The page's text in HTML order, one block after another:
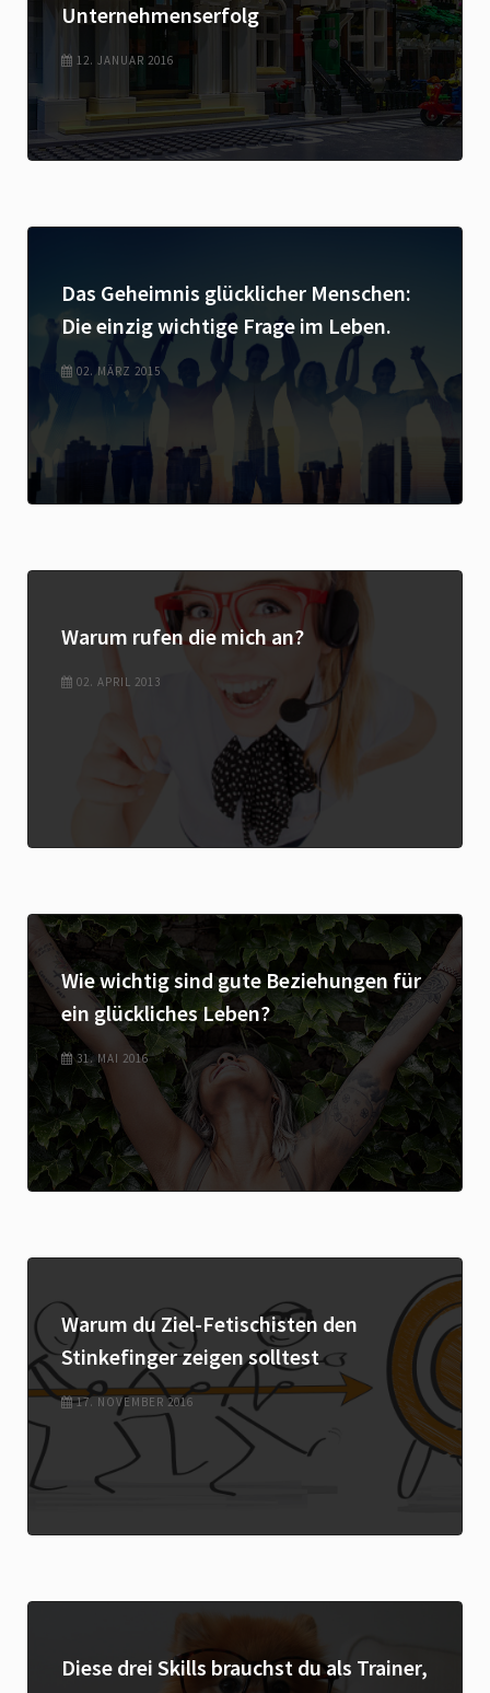
Unternehmenserfolg
12. JANUAR 2016
Das Geheimnis glücklicher Menschen:
Die einzig wichtige Frage im Leben.
02. MÄRZ 2015
Warum rufen die mich an?
02. APRIL 2013
Wie wichtig sind gute Beziehungen für
ein glückliches Leben?
31. MAI 2016
Warum du Ziel-Fetischisten den
Stinkefinger zeigen solltest
17. NOVEMBER 2016
Diese drei Skills brauchst du als Trainer,